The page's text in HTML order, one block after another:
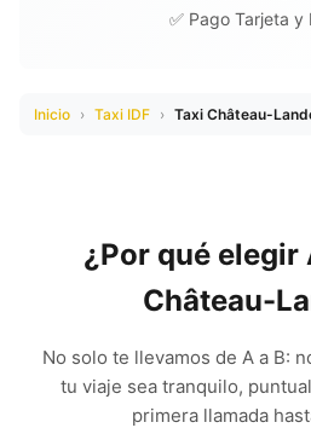
✅ Pago Tarjeta y
Inicio › Taxi IDF › Taxi Château-
¿Por qué elegir
Château-
No solo te llevamos de A a B:
tu viaje sea tranquilo,
primera llamada